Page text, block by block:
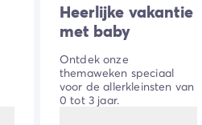
Heerlijke vakantie
met baby
Ontdek onze
themaweken speciaal
voor de allerkleinsten van
0 tot 3 jaar.